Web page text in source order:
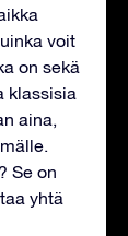
voit
on sekä
klassisia
aina,
? Se on
yhtä